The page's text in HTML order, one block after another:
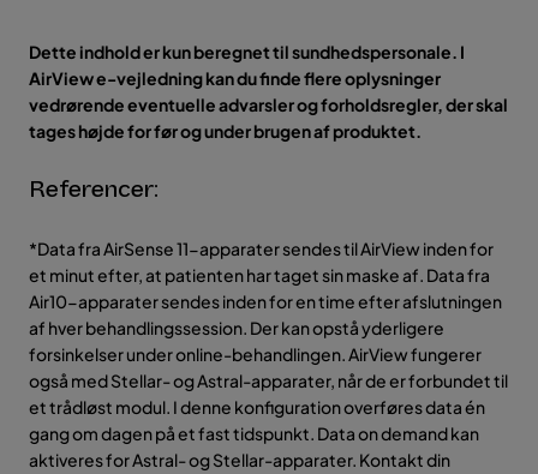
Dette indhold er kun beregnet til sundhedspersonale. I
AirView e-vejledning kan du finde flere oplysninger
vedrørende eventuelle advarsler og forholdsregler, der skal
tages højde for før og under brugen af produktet.
Referencer:
*Data fra AirSense 11-apparater sendes til AirView inden for
et minut efter, at patienten har taget sin maske af. Data fra
Air10-apparater sendes inden for en time efter afslutningen
af hver behandlingssession. Der kan opstå yderligere
forsinkelser under online-behandlingen. AirView fungerer
også med Stellar- og Astral-apparater, når de er forbundet til
et trådløst modul. I denne konfiguration overføres data én
gang om dagen på et fast tidspunkt. Data on demand kan
aktiveres for Astral- og Stellar-apparater. Kontakt din